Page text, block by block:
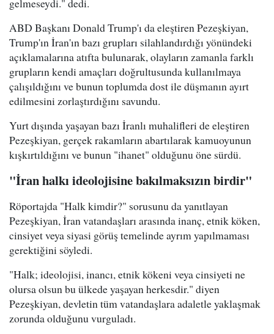
ABD Başkanı Donald Trump'ı da eleştiren Pezeşkiyan,
Trump'ın İran'ın bazı grupları silahlandırdığı yönündeki
açıklamalarına atıfta bulunarak, olayların zamanla farklı
grupların kendi amaçları doğrultusunda kullanılmaya
çalışıldığını ve bunun toplumda dost ile düşmanın ayırt
edilmesini zorlaştırdığını savundu.
Yurt dışında yaşayan bazı İranlı muhalifleri de eleştiren
Pezeşkiyan, gerçek rakamların abartılarak kamuoyunun
kışkırtıldığını ve bunun "ihanet" olduğunu öne sürdü.
"İran halkı ideolojisine bakılmaksızın birdir"
Röportajda "Halk kimdir?" sorusunu da yanıtlayan
Pezeşkiyan, İran vatandaşları arasında inanç, etnik köken,
cinsiyet veya siyasi görüş temelinde ayrım yapılmaması
gerektiğini söyledi.
"Halk; ideolojisi, inancı, etnik kökeni veya cinsiyeti ne
olursa olsun bu ülkede yaşayan herkesdir." diyen
Pezeşkiyan, devletin tüm vatandaşlara adaletle yaklaşmak
zorunda olduğunu vurguladı.